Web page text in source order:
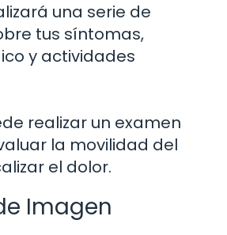
una serie de
tus síntomas,
y actividades
realizar un examen
la movilidad del
el dolor.
Imagen